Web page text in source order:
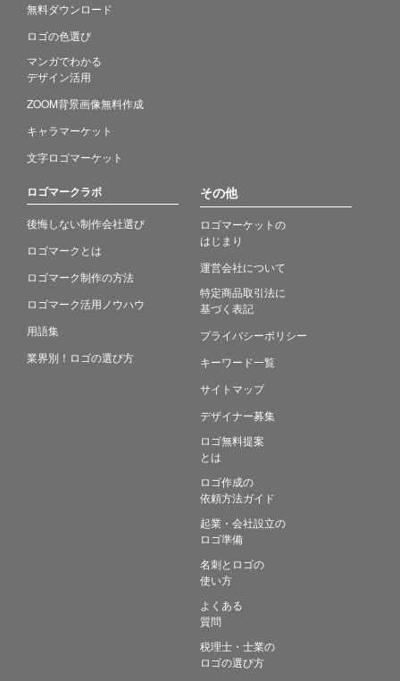
無料ダウンロード
ロゴの色選び
マンガでわかる
デザイン活用
ZOOM背景画像無料作成
キャラマーケット
文字ロゴマーケット
ロゴマークラボ
後悔しない制作会社選び
ロゴマークとは
ロゴマーク制作の方法
ロゴマーク活用ノウハウ
用語集
業界別！ロゴの選び方
その他
ロゴマーケットの
はじまり
運営会社について
特定商品取引法に
基づく表記
プライバシーポリシー
キーワード一覧
サイトマップ
デザイナー募集
ロゴ無料提案
とは
ロゴ作成の
依頼方法ガイド
起業・会社設立の
ロゴ準備
名刺とロゴの
使い方
よくある
質問
税理士・士業の
ロゴの選び方